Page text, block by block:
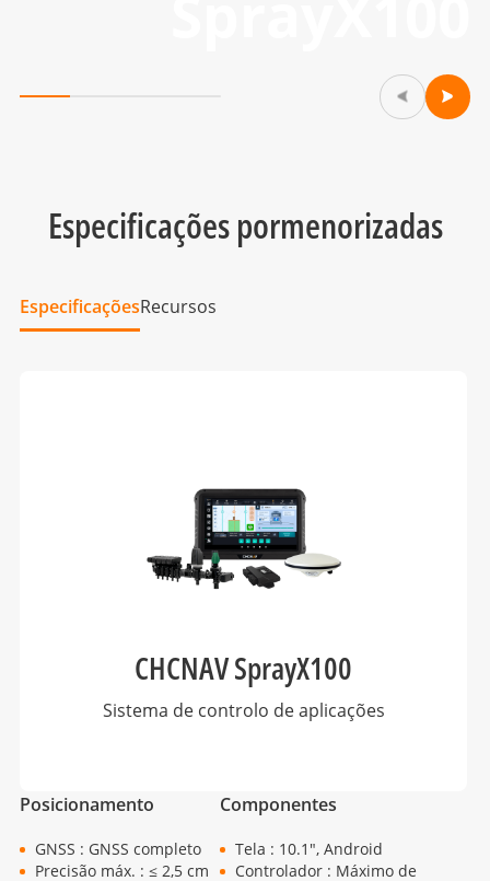
Especificações pormenorizadas
EspecificaçõesRecursos
CHCNAV SprayX100
Sistema de controlo de aplicações
Posicionamento
GNSS : GNSS completo
Precisão máx. : ≤ 2,5 cm
Componentes
Tela : 10.1", Android
Controlador : Máximo de